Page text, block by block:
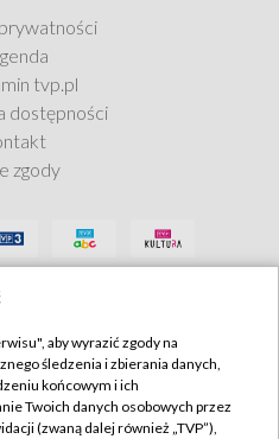
tvp.pl
dostępności
zgody
aby wyrazić zgody na
śledzenia i zbierania danych,
końcowym i ich
Twoich danych osobowych przez
(zwaną dalej również „TVP”),